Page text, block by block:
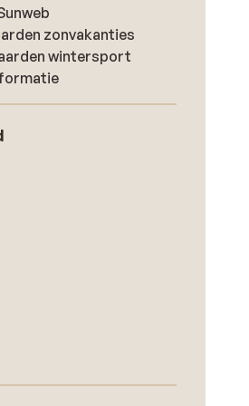
zonvakanties
wintersport